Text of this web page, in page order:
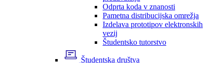
Odprta koda v znanosti
Pametna distribucijska omrežja
Izdelava prototipov elektronskih
vezij
Študentsko tutorstvo
Študentska društva